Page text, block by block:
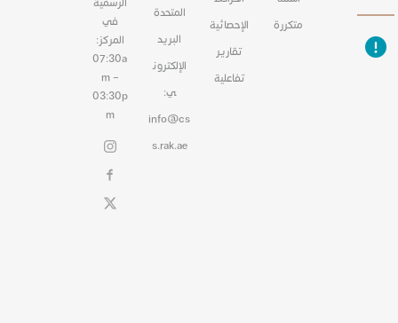
متكررة
الإحصائية
تقارير
تفاعلية
المتحدة
البريد
الإلكترون
ي:
info@cs
s.rak.ae
في
المركز:
07:30a
m –
03:30p
m